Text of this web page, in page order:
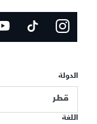
الدولة
قطر
اللغة